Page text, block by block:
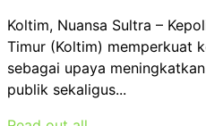
Koltim, Nuansa Sultra –
Timur (Koltim) memperkuat
sebagai upaya
publik sekaligus...